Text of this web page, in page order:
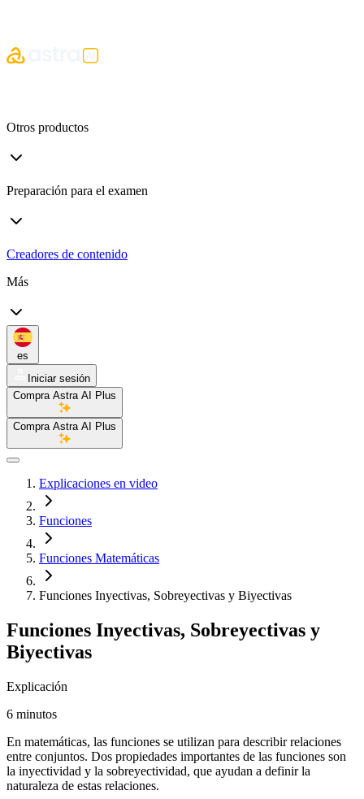
Otros productos
Preparación para el examen
Creadores de contenido
Más
es
Iniciar sesión
Compra Astra AI Plus
Compra Astra AI Plus
Explicaciones en video
Funciones
Funciones Matemáticas
Funciones Inyectivas, Sobreyectivas y Biyectivas
Funciones Inyectivas, Sobreyectivas y
Biyectivas
Explicación
6 minutos
En matemáticas, las funciones se utilizan para describir relaciones
entre conjuntos. Dos propiedades importantes de las funciones son
la inyectividad y la sobreyectividad, que ayudan a definir la
naturaleza de estas relaciones.